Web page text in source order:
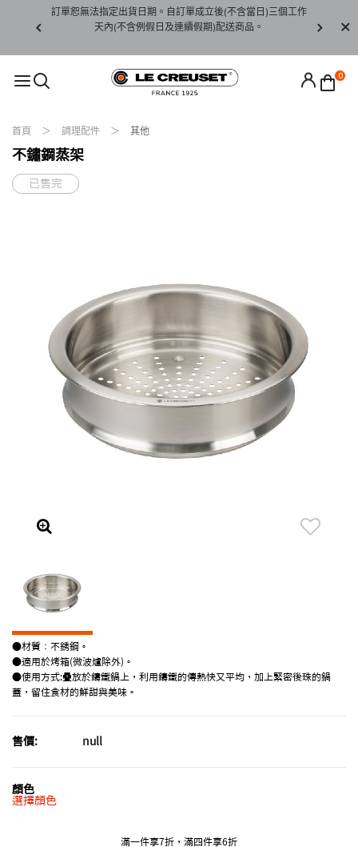
下水)，若
訂單恕無法指定出貨日期。自訂單成立後(不含當日)三個工作
天內(不含例假日及連續假期)配送商品。
請至
0
首頁 調理配件 其他
不鏽鋼蒸架
已售完
●材質：不銹鋼。
●適用於烤箱(微波爐除外)。
●使用方式:疊放於鑄鐵鍋上，利用鑄鐵的傳熱快又平均，加上緊密後珠的鍋
蓋，留住食材的鮮甜與美味。
售價: null
顏色
選擇顏色
滿一件享7折，滿四件享6折